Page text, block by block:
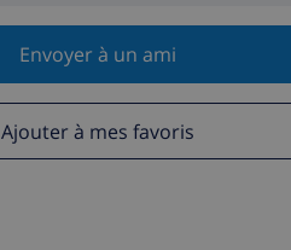
Envoyer à un ami
Ajouter à mes favoris